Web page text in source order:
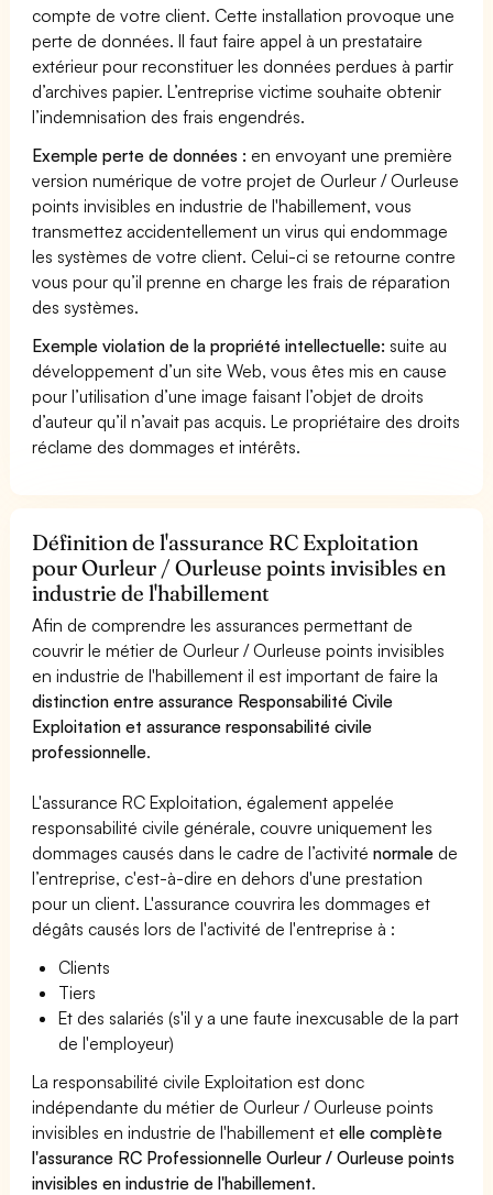
compte de votre client. Cette installation provoque une
perte de données. Il faut faire appel à un prestataire
extérieur pour reconstituer les données perdues à partir
d’archives papier. L’entreprise victime souhaite obtenir
l’indemnisation des frais engendrés.
Exemple perte de données : en envoyant une première
version numérique de votre projet de Ourleur / Ourleuse
points invisibles en industrie de l'habillement, vous
transmettez accidentellement un virus qui endommage
les systèmes de votre client. Celui-ci se retourne contre
vous pour qu’il prenne en charge les frais de réparation
des systèmes.
Exemple violation de la propriété intellectuelle: suite au
développement d’un site Web, vous êtes mis en cause
pour l’utilisation d’une image faisant l’objet de droits
d’auteur qu’il n’avait pas acquis. Le propriétaire des droits
réclame des dommages et intérêts.
Définition de l'assurance RC Exploitation
pour Ourleur / Ourleuse points invisibles en
industrie de l'habillement
Afin de comprendre les assurances permettant de
couvrir le métier de Ourleur / Ourleuse points invisibles
en industrie de l'habillement il est important de faire la
distinction entre assurance Responsabilité Civile
Exploitation et assurance responsabilité civile
professionnelle.
L'assurance RC Exploitation, également appelée
responsabilité civile générale, couvre uniquement les
dommages causés dans le cadre de l’activiténormale de
l’entreprise, c'est-à-dire en dehors d'une prestation
pour un client. L'assurance couvrira les dommages et
dégâts causés lors de l'activité de l'entreprise à :
Clients
Tiers
Et des salariés (s'il y a une faute inexcusable de la part
de l'employeur)
La responsabilité civile Exploitation est donc
indépendante du métier de Ourleur / Ourleuse points
invisibles en industrie de l'habillement etelle complète
l'assurance RC Professionnelle Ourleur / Ourleuse points
invisibles en industrie de l'habillement.